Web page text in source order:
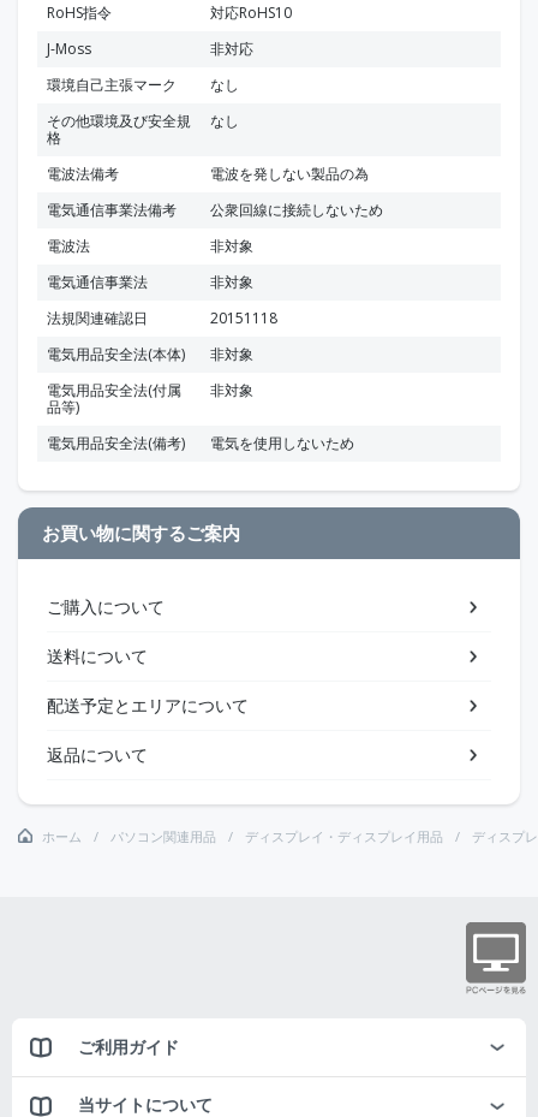
RoHS指令
対応RoHS10
J-Moss
非対応
環境自己主張マーク
なし
その他環境及び安全規
格
なし
電波法備考
電波を発しない製品の為
電気通信事業法備考
公衆回線に接続しないため
電波法
非対象
電気通信事業法
非対象
法規関連確認日
20151118
電気用品安全法(本体)
非対象
電気用品安全法(付属
品等)
非対象
電気用品安全法(備考) 電気を使用しないため
お買い物に関するご案内
ご購入について
送料について
配送予定とエリアについて
返品について
ホーム パソコン関連用品 ディスプレイ・ディスプレイ用品 ディスプ
ご利用ガイド
当サイトについて